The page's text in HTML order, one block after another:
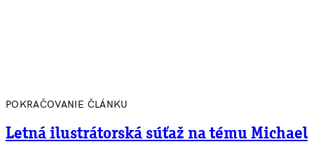
POKRAČOVANIE ČLÁNKU
Letná ilustrátorská súťaž na tému Michael